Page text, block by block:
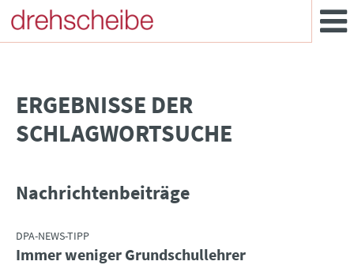
­ERGEBNISSE DER
SCHLAGWORTSUCHE
Nachrichtenbeiträge
DPA-NEWS-TIPP
Immer weniger Grundschullehrer